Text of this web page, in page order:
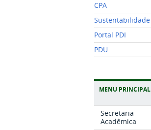
CPA
Sustentabilidade
Portal PDI
PDU
MENU PRINCIPAL
Secretaria
Acadêmica